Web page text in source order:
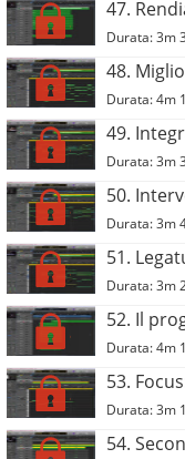
47.
Durata: 3m
48.
Durata: 4m
49.
Durata: 3m
50.
Durata: 3m
51.
Durata: 3m
52. Il
Durata: 4m
53.
Durata: 3m
54.